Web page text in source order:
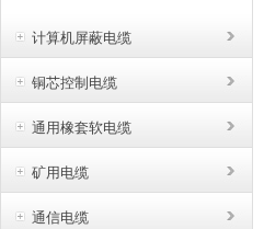
计算机屏蔽电缆
铜芯控制电缆
通用橡套软电缆
矿用电缆
通信电缆